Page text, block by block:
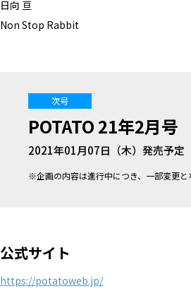
日向 亘
Non Stop Rabbit
次号
POTATO 21年2月号
2021年01月07日（木）発売予定
※企画の内容は進行中につき、一部変更
公式サイト
https://potatoweb.jp/